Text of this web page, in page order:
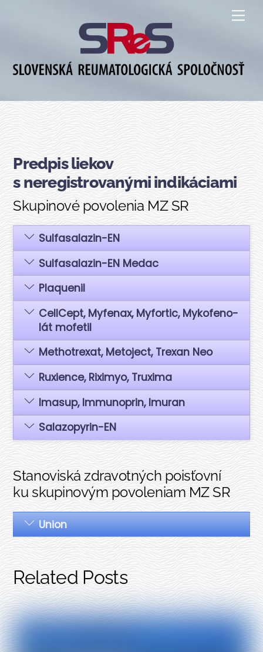
Predpis liekov
s neregistrovanými indikáciami
Skupinové povolenia MZ SR
Sul­fa­sa­la­zin-EN
Sul­fa­sa­la­zin-EN Medac
Pla­qu­e­nil
Cell­Cept, Myfe­nax, Myfor­tic, Myko­fe­no­
lát mofe­til
Met­hot­re­xat, Meto­ject, Tre­xan Neo
Ruxien­ce, Rixi­myo, Tru­xi­ma
Ima­sup, Immu­nop­rin, Imu­ran
Sala­zo­py­rin-EN
Stanoviská zdravotných poisťovní
ku skupinovým povoleniam MZ SR
Uni­on
Related Posts